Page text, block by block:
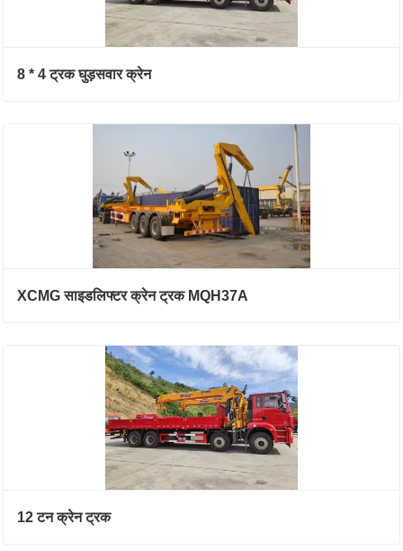
8 * 4 ट्रक घुड़सवार क्रेन
XCMG साइडलिफ्टर क्रेन ट्रक MQH37A
12 टन क्रेन ट्रक